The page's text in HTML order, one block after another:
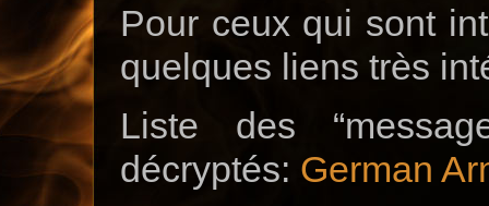
Pour ceux qui sont
quelques liens très
Liste des
décryptés: German